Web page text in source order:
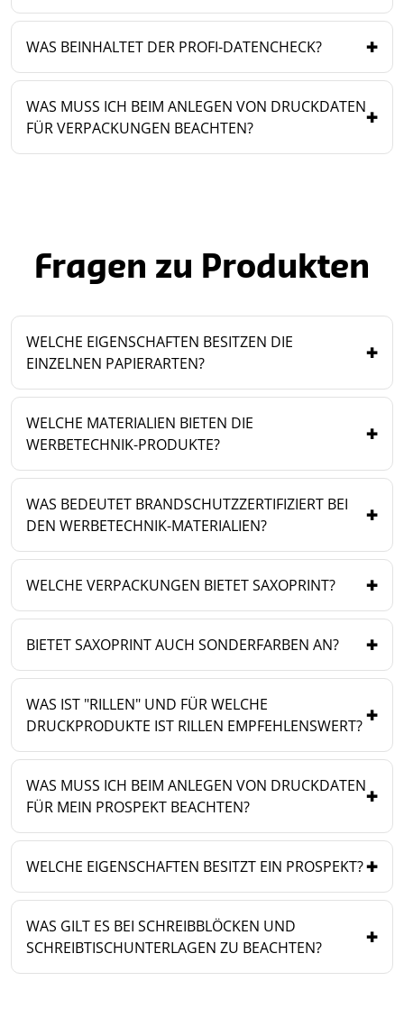
WAS BEINHALTET DER PROFI-DATENCHECK?
WAS MUSS ICH BEIM ANLEGEN VON DRUCKDATEN
FÜR VERPACKUNGEN BEACHTEN?
Fragen zu Produkten
WELCHE EIGENSCHAFTEN BESITZEN DIE
EINZELNEN PAPIERARTEN?
WELCHE MATERIALIEN BIETEN DIE
WERBETECHNIK-PRODUKTE?
WAS BEDEUTET BRANDSCHUTZZERTIFIZIERT BEI
DEN WERBETECHNIK-MATERIALIEN?
WELCHE VERPACKUNGEN BIETET SAXOPRINT?
BIETET SAXOPRINT AUCH SONDERFARBEN AN?
WAS IST "RILLEN" UND FÜR WELCHE
DRUCKPRODUKTE IST RILLEN EMPFEHLENSWERT?
WAS MUSS ICH BEIM ANLEGEN VON DRUCKDATEN
FÜR MEIN PROSPEKT BEACHTEN?
WELCHE EIGENSCHAFTEN BESITZT EIN PROSPEKT?
WAS GILT ES BEI SCHREIBBLÖCKEN UND
SCHREIBTISCHUNTERLAGEN ZU BEACHTEN?